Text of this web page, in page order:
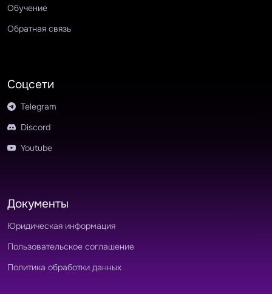
Обучение
Обратная связь
Соцсети
Telegram
Discord
Youtube
Документы
Юридическая информация
Пользовательское соглашение
Политика обработки данных